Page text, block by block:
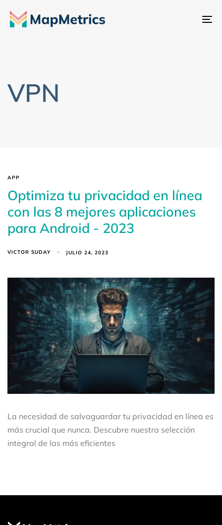
VPN
APP
Optimiza tu privacidad en línea
con las 8 mejores aplicaciones
para Android - 2023
VICTOR SUDAY JULIO 24, 2023
La necesidad de salvaguardar tu privacidad en línea es
más crucial que nunca. Descubre nuestra selección
integral de las más eficientes